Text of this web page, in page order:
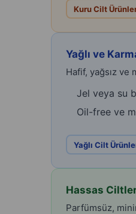
Kuru Cilt
Yağlı ve
Hafif, yağsız ve
Jel veya su
Oil-free ve
Yağlı Cilt
Hassas
Parfümsüz,